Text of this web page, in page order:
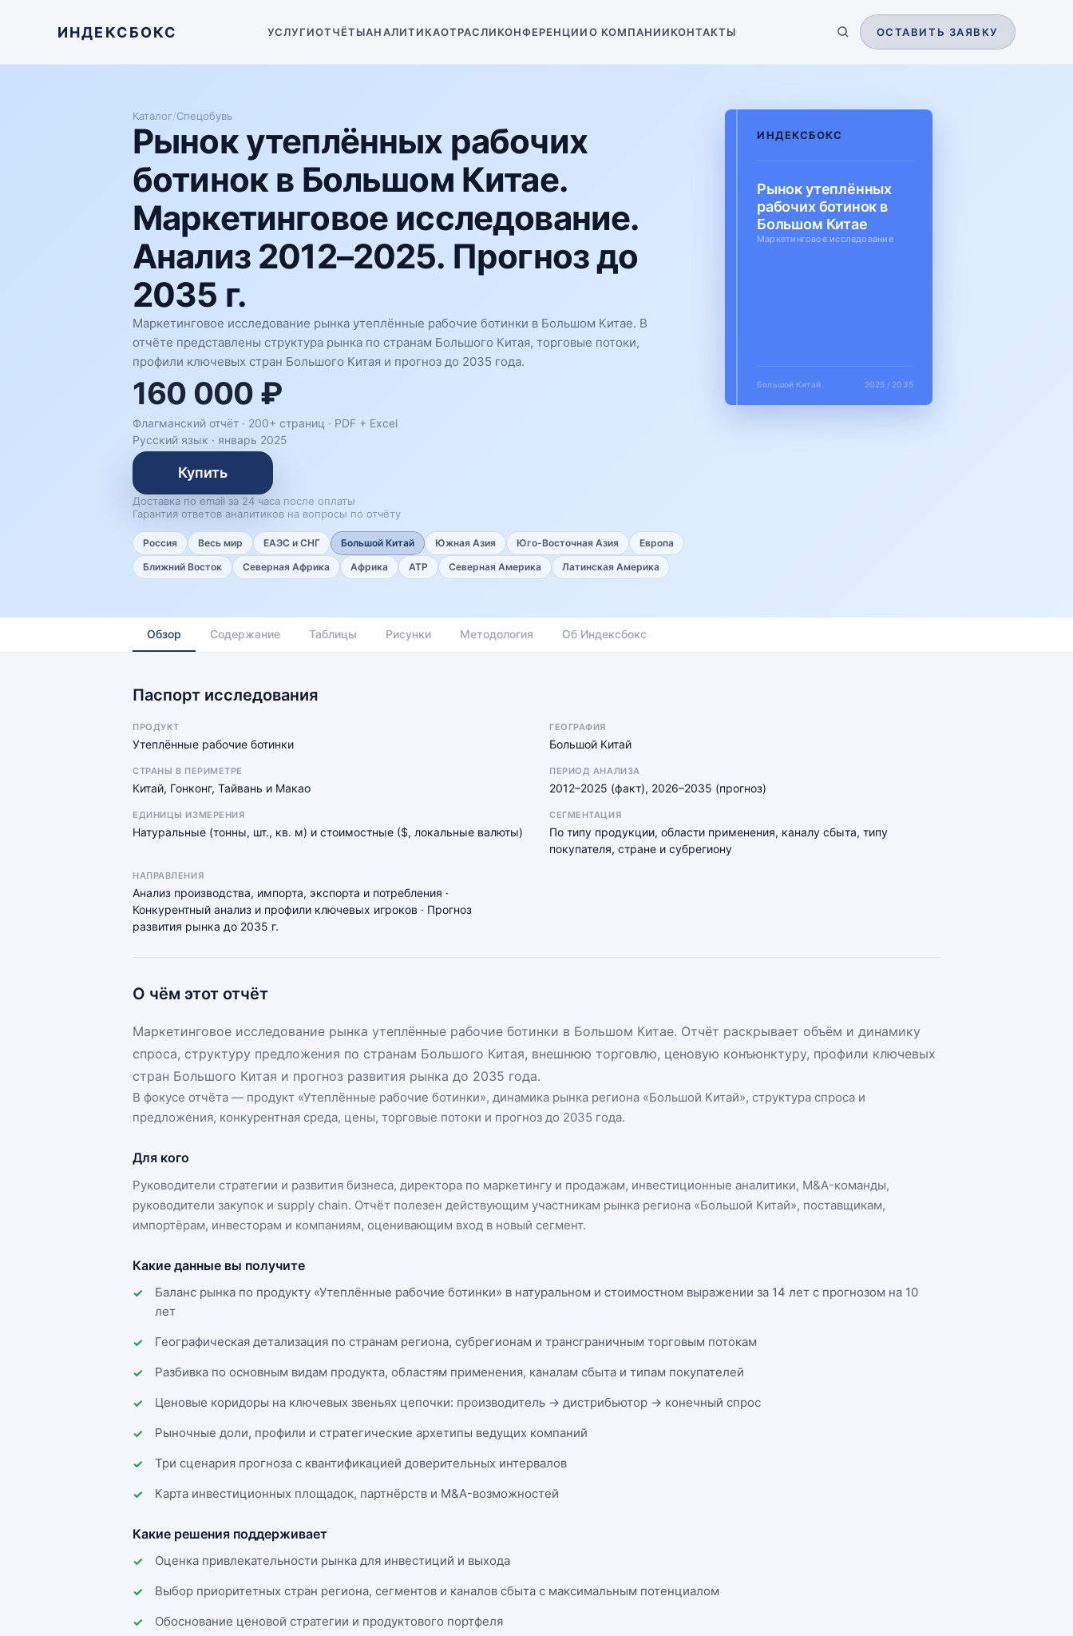
ИНДЕКСБОКС УСЛУГИОТЧЁТЫАНАЛИТИКАОТРАСЛИКОНФЕРЕНЦИИО КОМПАНИИКОНТАКТЫ ОСТАВИТЬ ЗАЯВКУ
Каталог/Спецобувь
Рынок утеплённых рабочих
ботинок в Большом Китае.
Маркетинговое исследование.
Анализ 2012–2025. Прогноз до
2035 г.
Маркетинговое исследование рынка утеплённые рабочие ботинки в Большом Китае. В
отчёте представлены структура рынка по странам Большого Китая, торговые потоки,
профили ключевых стран Большого Китая и прогноз до 2035 года.
160 000 ₽
Флагманский отчёт · 200+ страниц · PDF + Excel
Русский язык · январь 2025
Купить
Доставка по email за 24 часа после оплаты
Гарантия ответов аналитиков на вопросы по отчёту
Россия Весь мир ЕАЭС и СНГ Большой Китай Южная Азия Юго-Восточная Азия
Европа
Ближний Восток
Северная Африка Африка АТР Северная Америка Латинская Америка
ИНДЕКСБОКС
Рынок утеплённых
рабочих ботинок в
Большом Китае
Маркетинговое исследование
Большой Китай 2025 / 2035
Обзор Содержание Таблицы Рисунки Методология Об Индексбокс
Паспорт исследования
ПРОДУКТ
Утеплённые рабочие ботинки
ГЕОГРАФИЯ
Большой Китай
СТРАНЫ В ПЕРИМЕТРЕ
Китай, Гонконг, Тайвань и Макао
ПЕРИОД АНАЛИЗА
2012–2025 (факт), 2026–2035 (прогноз)
ЕДИНИЦЫ ИЗМЕРЕНИЯ
Натуральные (тонны, шт., кв. м) и стоимостные ($, локальные валюты)
СЕГМЕНТАЦИЯ
По типу продукции, области применения, каналу сбыта, типу
покупателя, стране и субрегиону
НАПРАВЛЕНИЯ
Анализ производства, импорта, экспорта и потребления ·
Конкурентный анализ и профили ключевых игроков · Прогноз
развития рынка до 2035 г.
О чём этот отчёт
Маркетинговое исследование рынка утеплённые рабочие ботинки в Большом Китае. Отчёт раскрывает объём и динамику
спроса, структуру предложения по странам Большого Китая, внешнюю торговлю, ценовую конъюнктуру, профили ключевых
стран Большого Китая и прогноз развития рынка до 2035 года.
В фокусе отчёта — продукт «Утеплённые рабочие ботинки», динамика рынка региона «Большой Китай», структура спроса и
предложения, конкурентная среда, цены, торговые потоки и прогноз до 2035 года.
Для кого
Руководители стратегии и развития бизнеса, директора по маркетингу и продажам, инвестиционные аналитики, M&A-команды,
руководители закупок и supply chain. Отчёт полезен действующим участникам рынка региона «Большой Китай», поставщикам,
импортёрам, инвесторам и компаниям, оценивающим вход в новый сегмент.
Какие данные вы получите
Баланс рынка по продукту «Утеплённые рабочие ботинки» в натуральном и стоимостном выражении за 14 лет с прогнозом на 10
лет
Географическая детализация по странам региона, субрегионам и трансграничным торговым потокам
Разбивка по основным видам продукта, областям применения, каналам сбыта и типам покупателей
Ценовые коридоры на ключевых звеньях цепочки: производитель → дистрибьютор → конечный спрос
Рыночные доли, профили и стратегические архетипы ведущих компаний
Три сценария прогноза с квантификацией доверительных интервалов
Карта инвестиционных площадок, партнёрств и M&A-возможностей
Какие решения поддерживает
Оценка привлекательности рынка для инвестиций и выхода
Выбор приоритетных стран региона, сегментов и каналов сбыта с максимальным потенциалом
Обоснование ценовой стратегии и продуктового портфеля